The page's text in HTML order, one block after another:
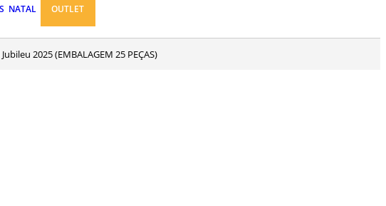
NATAL OUTLET
2025 (EMBALAGEM 25 PEÇAS)